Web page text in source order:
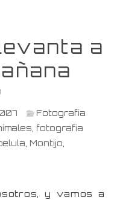
a
Fotografia
, fotografia
, Montijo,
y vamos a